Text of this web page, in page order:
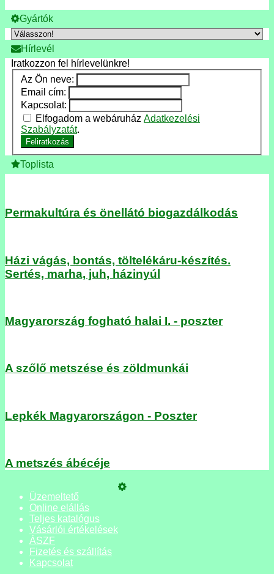
Gyártók
Hírlevél
Iratkozzon fel hírlevelünkre!
Az Ön neve:
Email cím:
Kapcsolat:
Elfogadom a webáruház Adatkezelési
Szabályzatát.
Feliratkozás
Toplista
Permakultúra és önellátó biogazdálkodás
Házi vágás, bontás, töltelékáru-készítés.
Sertés, marha, juh, házinyúl
Magyarország fogható halai I. - poszter
A szőlő metszése és zöldmunkái
Lepkék Magyarországon - Poszter
A metszés ábécéje
Üzemeltető
Online elállás
Teljes katalógus
Vásárlói értékelések
ÁSZF
Fizetés és szállítás
Kapcsolat